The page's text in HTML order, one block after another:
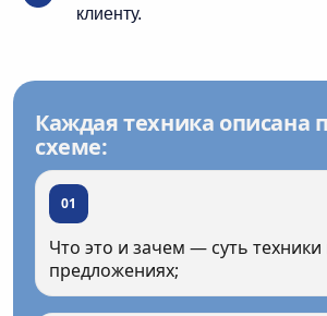
клиенту.
Каждая техника описана
схеме:
01
Что это и зачем — суть техники
предложениях;